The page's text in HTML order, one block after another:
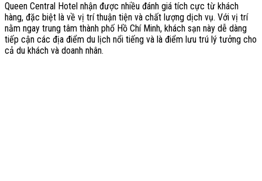
Queen Central Hotel nhận được nhiều đánh giá tích cực từ khách
hàng, đặc biệt là về vị trí thuận tiện và chất lượng dịch vụ. Với vị trí
nằm ngay trung tâm thành phố Hồ Chí Minh, khách sạn này dễ dàng
tiếp cận các địa điểm du lịch nổi tiếng và là điểm lưu trú lý tưởng cho
cả du khách và doanh nhân.